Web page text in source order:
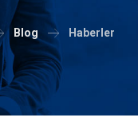
Blog Haberler